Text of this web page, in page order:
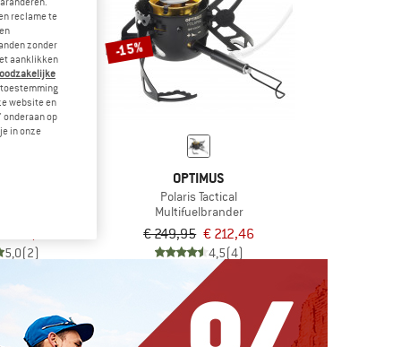
5,0(2)
-15%
OPTIMUS
Polaris Tactical
Multifuelbrander
€ 249,95 € 212,46
4,5(4)
reclame te
zonder
aanklikken
toestemming
website en
op
in onze